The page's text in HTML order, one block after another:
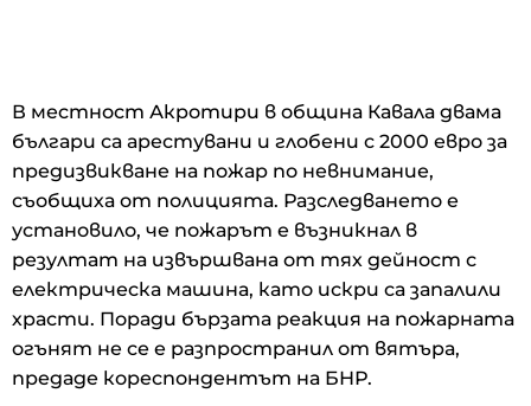
В местност Акротири в община Кавала двама
българи са арестувани и глобени с 2000 евро за
предизвикване на пожар по невнимание,
съобщиха от полицията. Разследването е
установило, че пожарът е възникнал в
резултат на извършвана от тях дейност с
електрическа машина, като искри са запалили
храсти. Поради бързата реакция на пожарната
огънят не се е разпространил от вятъра,
предаде кореспондентът на БНР.